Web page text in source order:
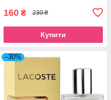
160 ₴ 230 ₴
Купити
–30%